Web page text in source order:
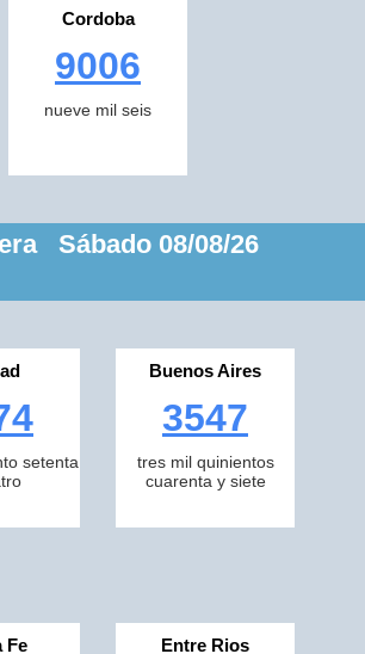
Cordoba
9006
nueve mil seis
Sábado 08/08/26
setenta
Buenos Aires
3547
tres mil quinientos
cuarenta y siete
Fe Entre Rios